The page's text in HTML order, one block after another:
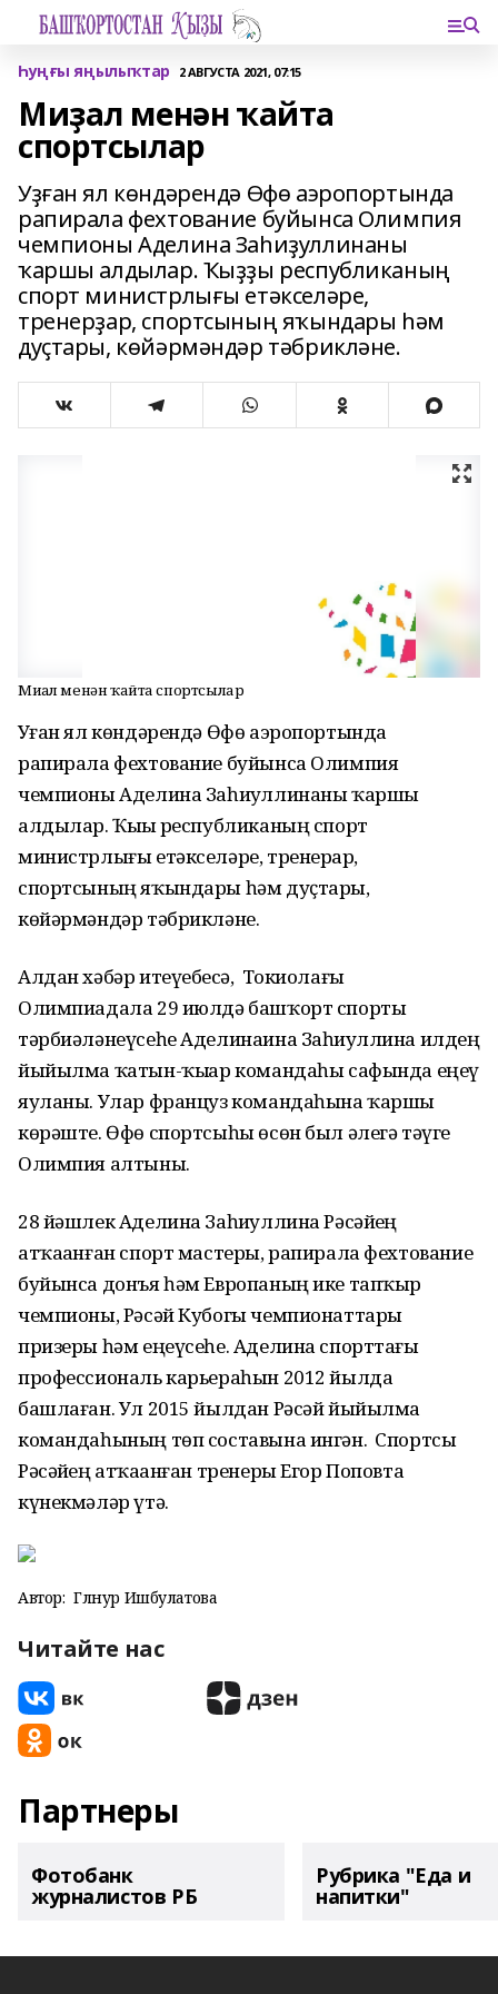
Һуңғы яңылыҡтар 2 АВГУСТА 2021, 07:15
Миҙал менән ҡайта
спортсылар
Уҙған ял көндәрендә Өфө аэропортында
рапирала фехтование буйынса Олимпия
чемпионы Аделина Заһиҙуллинаны
ҡаршы алдылар. Ҡыҙҙы республиканың
спорт министрлығы етәкселәре,
тренерҙар, спортсының яҡындары һәм
дуҫтары, көйәрмәндәр тәбрикләне.
Миҙал менән ҡайта спортсылар
Уҙған ял көндәрендә Өфө аэропортында
рапирала фехтование буйынса Олимпия
чемпионы Аделина Заһиҙуллинаны ҡаршы
алдылар. Ҡыҙҙы республиканың спорт
министрлығы етәкселәре, тренерҙар,
спортсының яҡындары һәм дуҫтары,
көйәрмәндәр тәбрикләне.
Алдан хәбәр итеүебҙесә, Токиолағы
Олимпиадала 29 июлдә башҡорт спорты
тәрбиәләнеүсеһе Аделинаина Заһиҙуллина илдең
йыйылма ҡатын-ҡыҙҙар командаһы сафында еңеү
яуланы. Улар француз командаһына ҡаршы
көрәште. Өфө спортсыһы өсөн был әлегә тәүге
Олимпия алтыны.
28 йәшлек Аделина Заһиҙуллина Рәсәйҙең
атҡаҙанған спорт мастеры, рапирала фехтование
буйынса донъя һәм Европаның ике тапҡыр
чемпионы, Рәсәй Кубогы чемпионаттары
призеры һәм еңеүсеһе. Аделина спорттағы
профессиональ карьераһын 2012 йылда
башлаған. Ул 2015 йылдан Рәсәй йыйылма
командаһының төп составына ингән. Спортсы
Рәсәйҙең атҡаҙанған тренеры Егор Поповта
күнекмәләр үтә.
Автор: Гөлнур Ишбулатова
Читайте нас
Партнеры
Фотобанк
журналистов РБ
Рубрика "Еда и
напитки"